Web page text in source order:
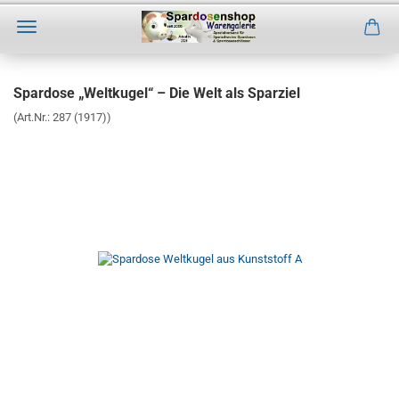
Hauptinhalt
Spardose „Weltkugel“ – Die Welt als Sparziel
(Art.Nr.: 287 (1917))